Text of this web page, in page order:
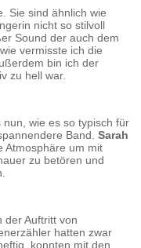
Sie sind ähnlich wie
nicht so stilvoll
Sound der auch dem
vermisste ich die
bin ich der
zu hell war.
wie es so typisch für
Band.Sarah
Atmosphäre um mit
zu betören und
der Auftritt von
hatten zwar
konnten mit den